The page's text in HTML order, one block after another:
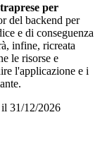
per
del backend per
e di conseguenza
infine, ricreata
le risorse e
l'applicazione e i
31/12/2026